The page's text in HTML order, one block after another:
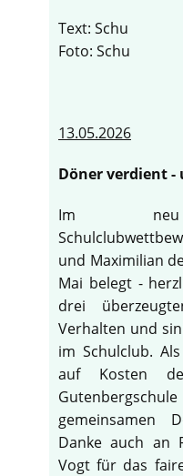
Text: Schu
Foto: Schu
13.05.2026
Döner verdient -
Im neu
und Maximilian
Mai belegt -
drei
Verhalten und
im Schulclub.
auf Kosten
gemeinsamen
Danke auch an
Vogt für das